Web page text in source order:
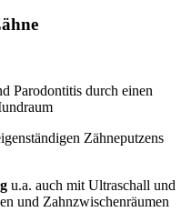
Parodontitis durch einen
Zähneputzens
u.a. auch mit Ultraschall und
und Zahnzwischenräumen